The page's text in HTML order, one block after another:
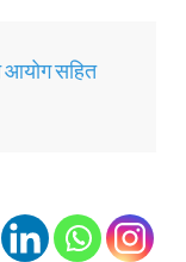
आयोग सहित